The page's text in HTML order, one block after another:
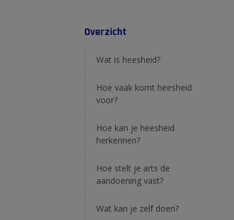
Overzicht
Wat is heesheid?
Hoe vaak komt heesheid
voor?
Hoe kan je heesheid
herkennen?
Hoe stelt je arts de
aandoening vast?
Wat kan je zelf doen?